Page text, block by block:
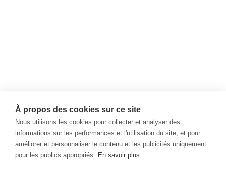
À propos des cookies sur ce site
Nous utilisons les cookies pour collecter et analyser des
informations sur les performances et l'utilisation du site, et pour
améliorer et personnaliser le contenu et les publicités uniquement
pour les publics appropriés. En savoir plus